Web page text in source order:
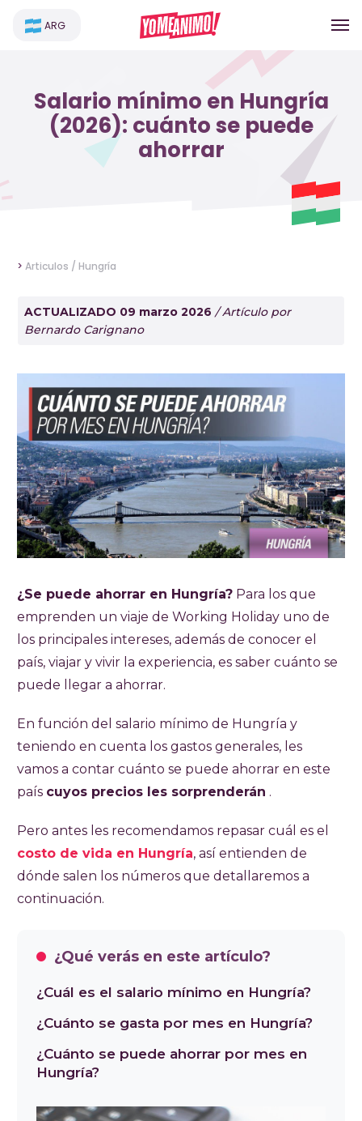
ARG
Salario mínimo en Hungría
(2026): cuánto se puede
ahorrar
> Articulos / Hungría
ACTUALIZADO 09 marzo 2026 / Artículo por
Bernardo Carignano
¿Se puede ahorrar en Hungría? Para los que
emprenden un viaje de Working Holiday uno de
los principales intereses, además de conocer el
país, viajar y vivir la experiencia, es saber cuánto se
puede llegar a ahorrar.
En función del salario mínimo de Hungría y
teniendo en cuenta los gastos generales, les
vamos a contar cuánto se puede ahorrar en este
país cuyos precios les sorprenderán .
Pero antes les recomendamos repasar cuál es el
costo de vida en Hungría, así entienden de
dónde salen los números que detallaremos a
continuación.
¿Qué verás en este artículo?
¿Cuál es el salario mínimo en Hungría?
¿Cuánto se gasta por mes en Hungría?
¿Cuánto se puede ahorrar por mes en
Hungría?